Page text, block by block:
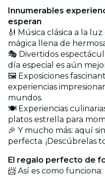
Innumerables
esperan
🎻 Música clásica a la
mágica llena de
🎭 Divertidos
día especial es aún
🖼️ Exposiciones
experiencias
mundos.
🍽️ Experiencias
platos estrella para
🎉 Y mucho más: aquí
perfecta. ¡Descúbrelas
El regalo perfecto de
📨 Así es como